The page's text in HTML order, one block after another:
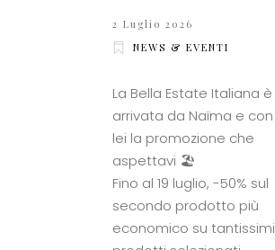
2 Luglio 2026
NEWS & EVENTI
La Bella Estate Italiana è
arrivata da Naïma e con
lei la promozione che
aspettavi 🏖️
Fino al 19 luglio, -50% sul
secondo prodotto più
economico su tantissimi